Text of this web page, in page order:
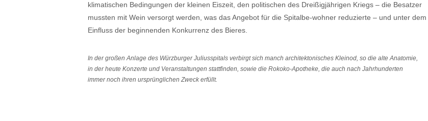
klimatischen Bedingungen der kleinen Eiszeit, den politischen des Dreißigjährigen Kriegs – die Besatzer
mussten mit Wein versorgt werden, was das Angebot für die Spitalbe-wohner reduzierte – und unter dem
Einfluss der beginnenden Konkurrenz des Bieres.
In der großen Anlage des Würzburger Juliusspitals verbirgt sich manch architektonisches Kleinod, so die alte Anatomie,
in der heute Konzerte und Veranstaltungen stattfinden, sowie die Rokoko-Apotheke, die auch nach Jahrhunderten
immer noch ihren ursprünglichen Zweck erfüllt.